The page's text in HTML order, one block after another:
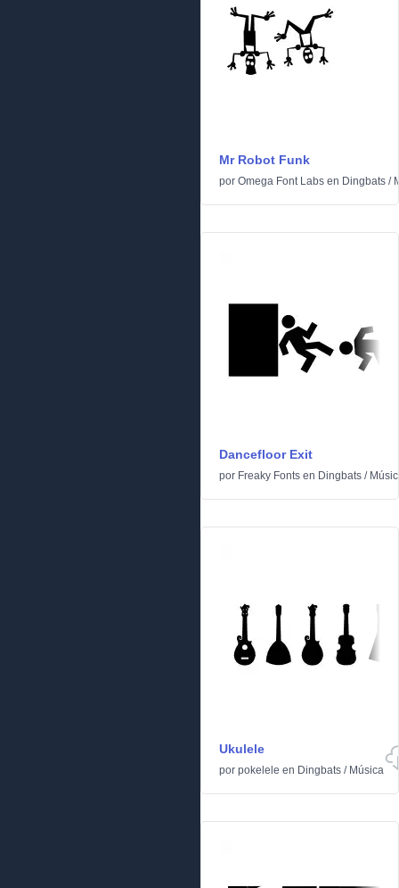
Mr Robot Funk
por Omega Font Labs en Dingbats /
Dancefloor Exit
por Freaky Fonts en Dingbats /
Ukulele
por pokelele en Dingbats / Música